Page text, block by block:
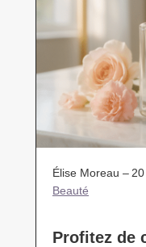
Élise Moreau –
Beauté
Profitez de